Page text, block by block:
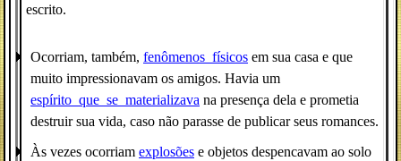
escrito.
Ocorriam, também, fenômenos_físicos em sua casa e que
muito impressionavam os amigos. Havia um
espírito_que_se_materializava na presença dela e prometia
destruir sua vida, caso não parasse de publicar seus romances.
Às vezes ocorriam explosões e objetos despencavam ao solo